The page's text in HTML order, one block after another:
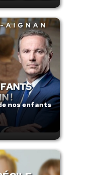
nos enfants